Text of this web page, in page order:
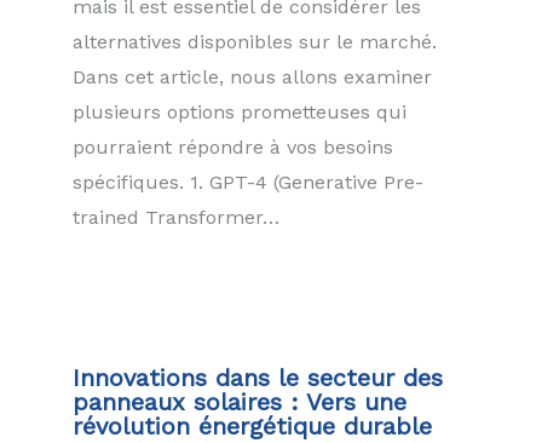
mais il est essentiel de considérer les
alternatives disponibles sur le marché.
Dans cet article, nous allons examiner
plusieurs options prometteuses qui
pourraient répondre à vos besoins
spécifiques. 1. GPT-4 (Generative Pre-
trained Transformer…
Innovations dans le secteur des
panneaux solaires : Vers une
révolution énergétique durable